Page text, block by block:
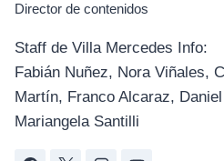
Director de contenidos
Staff de Villa Mercedes Info:
Fabián Nuñez, Nora Viñales,
Martín, Franco Alcaraz,
Mariangela Santilli